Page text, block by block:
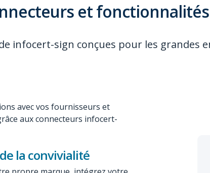
et
infocert-sign conçues pour les grandes
avec vos fournisseurs et
aux connecteurs infocert-
la convivialité